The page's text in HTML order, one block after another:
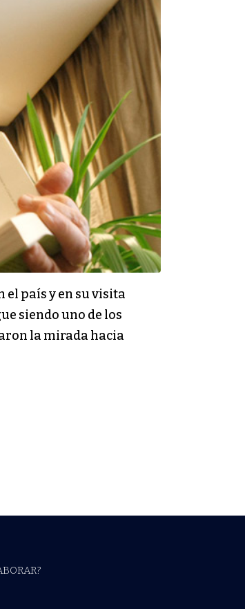
el país y en su visita
siendo uno de los
la mirada hacia